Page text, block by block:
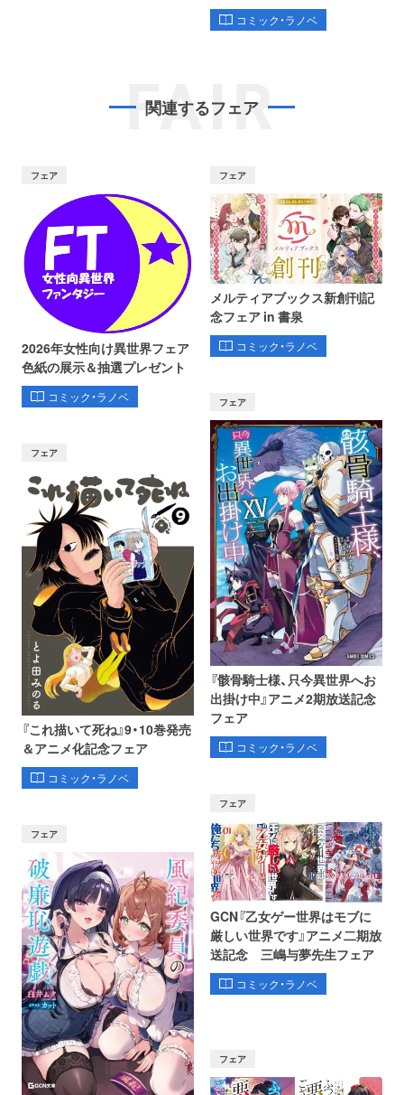
コミック・ラノベ
FAIR
関連するフェア
フェア
2026年女性向け異世界フェア
色紙の展示＆抽選プレゼント
コミック・ラノベ
フェア
メルティアブックス新創刊記
念フェア in 書泉
コミック・ラノベ
フェア
『これ描いて死ね』9・10巻発売
＆アニメ化記念フェア
コミック・ラノベ
フェア
『骸骨騎士様、只今異世界へお
出掛け中』アニメ2期放送記念
フェア
コミック・ラノベ
フェア
フェア
GCN『乙女ゲー世界はモブに
厳しい世界です』アニメ二期放
送記念 三嶋与夢先生フェア
コミック・ラノベ
フェア